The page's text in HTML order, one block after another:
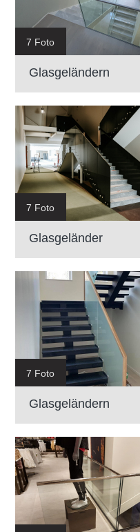
7 Foto
Glasgeländern
7 Foto
Glasgeländer
7 Foto
Glasgeländern